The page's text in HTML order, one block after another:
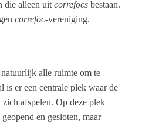
die alleen uit correfocs bestaan.
correfoc-vereniging.
alle ruimte om te
is er een centrale plek waar de
afspelen. Op deze plek
en gesloten, maar